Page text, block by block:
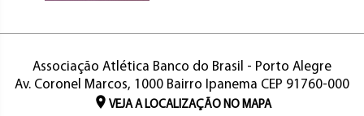
Associação Atlética Banco do Brasil - Porto Alegre
Av. Coronel Marcos, 1000 Bairro Ipanema CEP 91760-000
VEJA A LOCALIZAÇÃO NO MAPA